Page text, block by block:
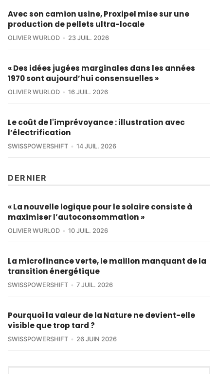
Avec son camion usine, Proxipel mise sur une
production de pellets ultra-locale
OLIVIER WURLOD 23 JUIL. 2026
« Des idées jugées marginales dans les années
1970 sont aujourd’hui consensuelles »
OLIVIER WURLOD 16 JUIL. 2026
Le coût de l'imprévoyance : illustration avec
l’électrification
SWISSPOWERSHIFT 14 JUIL. 2026
DERNIER
« La nouvelle logique pour le solaire consiste à
maximiser l’autoconsommation »
OLIVIER WURLOD 10 JUIL. 2026
La microfinance verte, le maillon manquant de la
transition énergétique
SWISSPOWERSHIFT 7 JUIL. 2026
Pourquoi la valeur de la Nature ne devient-elle
visible que trop tard ?
SWISSPOWERSHIFT 26 JUIN 2026